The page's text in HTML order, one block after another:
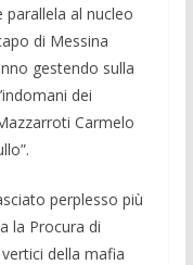
parallela al nucleo
di Messina
gestendo sulla
dei
Carmelo
perplesso più
la Procura di
della mafia